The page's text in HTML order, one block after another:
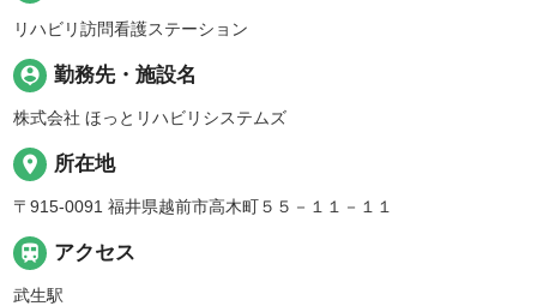
リハビリ訪問看護ステーション
person_pin 勤務先・施設名
株式会社 ほっとリハビリシステムズ
place 所在地
〒915-0091 福井県越前市高木町５５－１１－１１
 アクセス
武生駅